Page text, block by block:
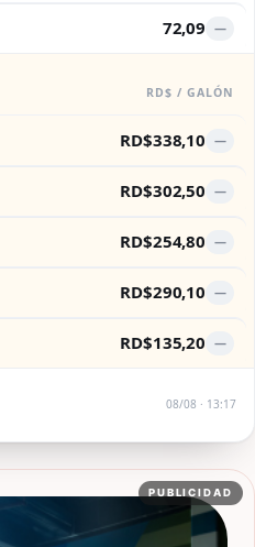
72,09 —
RD$ / GALÓN
RD$338,10 —
RD$302,50 —
RD$254,80 —
RD$290,10 —
RD$135,20 —
08/08 · 13:17
PUBLICIDAD